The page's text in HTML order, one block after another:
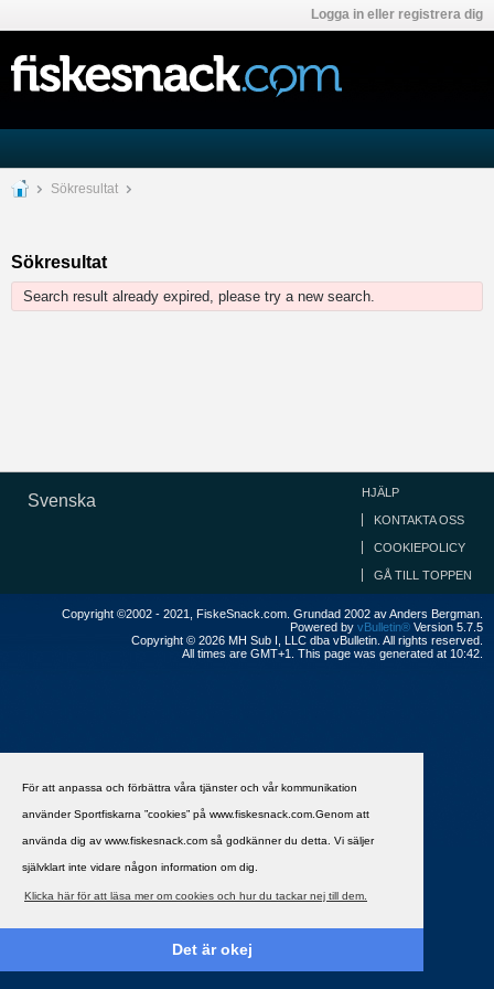
För att anpassa och förbättra våra tjänster och vår kommunikation
använder Sportfiskarna ”cookies” på www.fiskesnack.com.Genom att
använda dig av www.fiskesnack.com så godkänner du detta. Vi säljer
självklart inte vidare någon information om dig.
Klicka här för att läsa mer om cookies och hur du tackar nej till dem.
Det är okej
Logga in eller registrera dig
Sökresultat
Sökresultat
Search result already expired, please try a new search.
Svenska HJÄLP
KONTAKTA OSS
COOKIEPOLICY
GÅ TILL TOPPEN
Copyright ©2002 - 2021, FiskeSnack.com. Grundad 2002 av Anders Bergman.
Powered by vBulletin® Version 5.7.5
Copyright © 2026 MH Sub I, LLC dba vBulletin. All rights reserved.
All times are GMT+1. This page was generated at 10:42.